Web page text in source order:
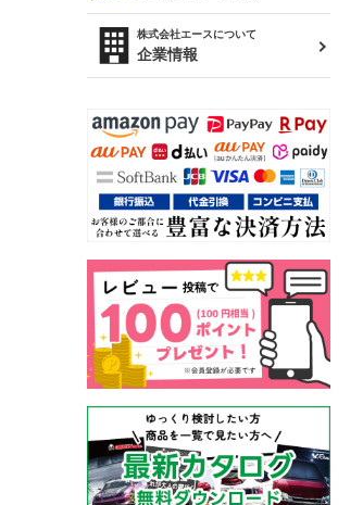
RAV4 キャラバン
ローレル
セフィーロ
ベビー用品
株式会社エースについて
企業情報